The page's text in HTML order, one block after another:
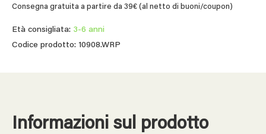
Consegna gratuita a partire da 39€ (al netto di buoni/coupon)
Età consigliata: 3-6 anni
Codice prodotto: 10908.WRP
Informazioni sul prodotto